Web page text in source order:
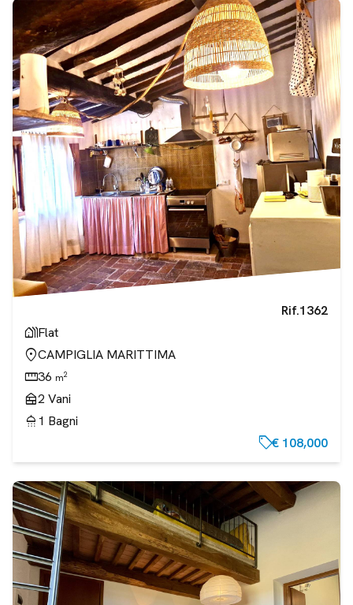
Rif.1362
holiday_villageFlat
location_onCAMPIGLIA MARITTIMA
straighten36 m2
nest_multi_room2 Vani
shower1 Bagni
sell€ 108,000